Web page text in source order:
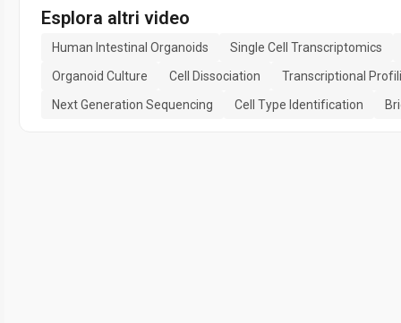
Esplora altri video
Human Intestinal Organoids
Single Cell Transcriptomics
Organoid Culture
Cell Dissociation
Transcriptional
Next Generation Sequencing
Cell Type Identification